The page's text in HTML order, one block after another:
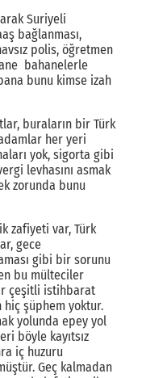
Suriyeli
bağlanması,
polis, öğretmen
bahanelerle
bunu kimse izah
buraların bir Türk
her yeri
yok, sigorta gibi
levhasını asmak
zorunda bunu
var, Türk
gece
gibi bir sorunu
bu mülteciler
çeşitli istihbarat
şüphem yoktur.
yolunda epey yol
böyle kayıtsız
iç huzuru
Geç kalmadan